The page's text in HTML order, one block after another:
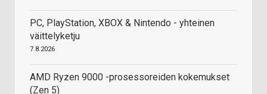
PC, PlayStation, XBOX & Nintendo - yhteinen
väittelyketju
7.8.2026
AMD Ryzen 9000 -prosessoreiden kokemukset
(Zen 5)